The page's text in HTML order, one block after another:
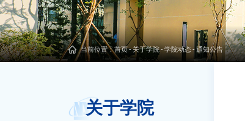
当前位置：首页-关于学院-学院动态-通知公告
关于学院